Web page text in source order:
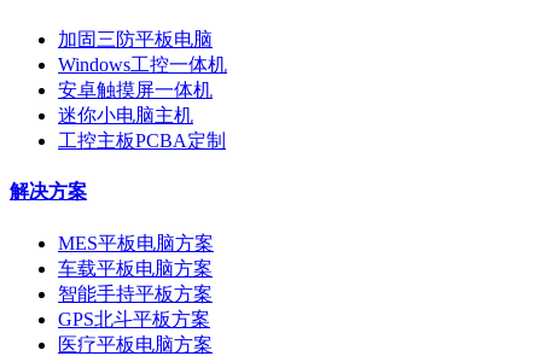
加固三防平板电脑
Windows工控一体机
安卓触摸屏一体机
迷你小电脑主机
工控主板PCBA定制
解决方案
MES平板电脑方案
车载平板电脑方案
智能手持平板方案
GPS北斗平板方案
医疗平板电脑方案